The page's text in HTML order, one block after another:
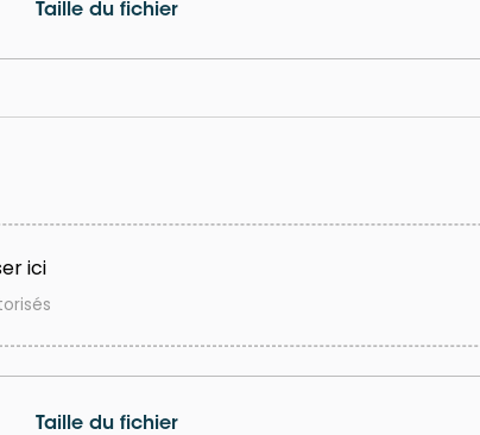
Taille du fichier
Taille du fichier
ici